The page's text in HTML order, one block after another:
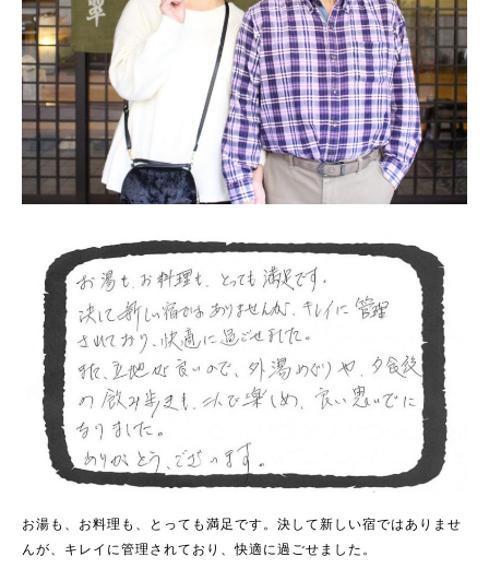
お湯も、お料理も、とっても満足です。決して新しい宿ではありませ
んが、キレイに管理されており、快適に過ごせました。